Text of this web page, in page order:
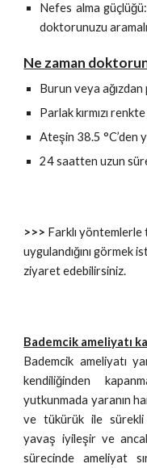
Nefes alma
doktorunuzu
Ne zaman
Burun veya ağızdan
Parlak kırmızı
Ateşin 38.5 °C’den
24 saatten uzun
>>> Farklı
uygulandığını görmek
ziyaret edebilirsiniz.
Bademcik ameliyatı
Bademcik ameliyatı
kendiliğinden
yutkunmada yaranın
ve tükürük ile sürekli
yavaş iyileşir ve
sürecinde ameliyat